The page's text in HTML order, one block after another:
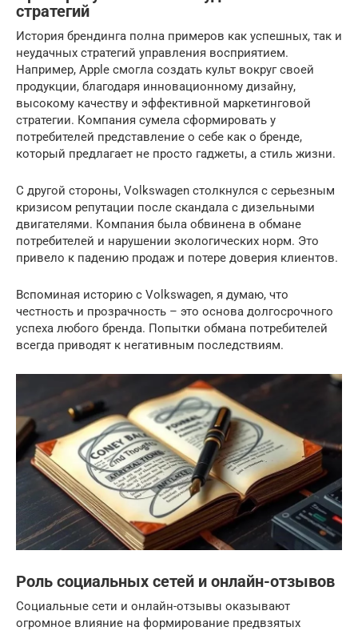
стратегий
История брендинга полна примеров как успешных, так и
неудачных стратегий управления восприятием.
Например, Apple смогла создать культ вокруг своей
продукции, благодаря инновационному дизайну,
высокому качеству и эффективной маркетинговой
стратегии. Компания сумела сформировать у
потребителей представление о себе как о бренде,
который предлагает не просто гаджеты, а стиль жизни.
С другой стороны, Volkswagen столкнулся с серьезным
кризисом репутации после скандала с дизельными
двигателями. Компания была обвинена в обмане
потребителей и нарушении экологических норм. Это
привело к падению продаж и потере доверия клиентов.
Вспоминая историю с Volkswagen, я думаю, что
честность и прозрачность – это основа долгосрочного
успеха любого бренда. Попытки обмана потребителей
всегда приводят к негативным последствиям.
Роль социальных сетей и онлайн-отзывов
Социальные сети и онлайн-отзывы оказывают
огромное влияние на формирование предвзятых